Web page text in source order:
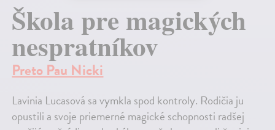
Škola pre magických
nespratníkov
Preto Pau Nicki
Lavinia Lucasová sa vymkla spod kontroly. Rodičia ju
opustili a svoje priemerné magické schopnosti radšej